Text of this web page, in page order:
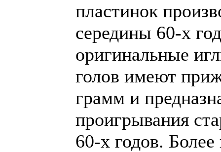
пластинок
середины 60-х
оригинальные
голов имеют
грамм и
проигрывания
60-х годов.